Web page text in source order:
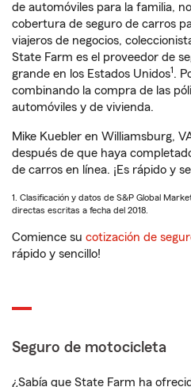
de automóviles para la familia,
cobertura de seguro de carros
viajeros de negocios,
State Farm es el proveedor de
grande en los Estados Unidos1 .
combinando la compra de las
automóviles y de vivienda.
Mike Kuebler en Williamsburg,
después de que haya
de carros en línea. ¡Es rápido y
1. Clasificación y datos de S&P Global
directas escritas a fecha del 2018.
Comience su cotización de
rápido y sencillo!
Seguro de motocicleta
¿Sabía que State Farm ha